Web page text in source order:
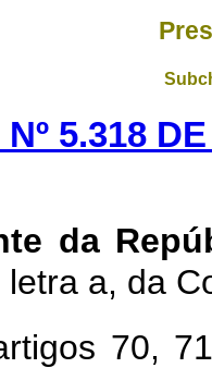
5.318
da
a, da
70,